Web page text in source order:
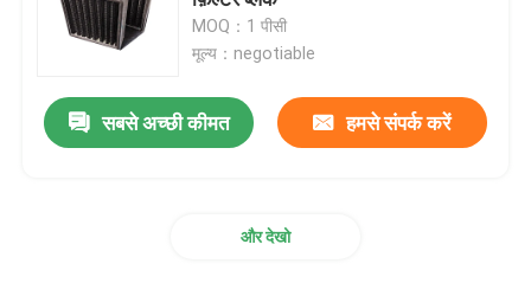
फैन फ़िल्टर यूनिट एफएफयू
क्लीनरूम एयर शावर
MOQ：1 पीसी
मूल्य：negotiable
सबसे अच्छी कीमत हमसे संपर्क करें
और देखो